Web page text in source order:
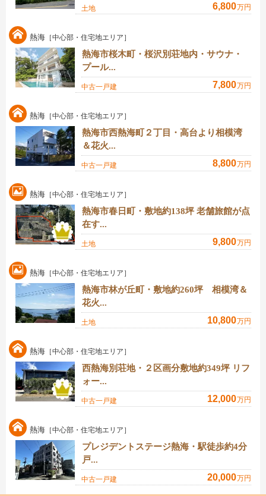
土地 6,800万円
熱海 ［中心部・住宅地エリア］
熱海市桜木町・桜沢別荘地内・サウナ・
プール...
中古一戸建 7,800万円
熱海 ［中心部・住宅地エリア］
熱海市西熱海町２丁目・高台より相模湾
＆花火...
中古一戸建 8,800万円
熱海 ［中心部・住宅地エリア］
熱海市春日町・敷地約138坪 老舗旅館が点
在す...
土地 9,800万円
熱海 ［中心部・住宅地エリア］
熱海市林が丘町・敷地約260坪 相模湾＆
花火...
土地 10,800万円
熱海 ［中心部・住宅地エリア］
西熱海別荘地・２区画分敷地約349坪 リフ
ォー...
中古一戸建 12,000万円
熱海 ［中心部・住宅地エリア］
プレジデントステージ熱海・駅徒歩約4分
戸...
中古一戸建 20,000万円